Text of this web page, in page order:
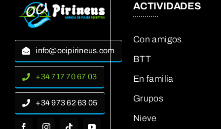
info@ocipirineus.com
+34 717 70 67 03
+34 973 62 63 05
ACTIVIDADES
Con amigos
BTT
En familia
Grupos
Nieve